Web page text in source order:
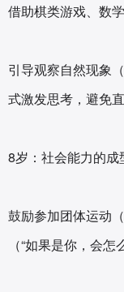
借助棋类游戏、数
引导观察自然现象
式激发思考，避免直
8岁：社会能力的成
鼓励参加团体运动
（“如果是你，会怎